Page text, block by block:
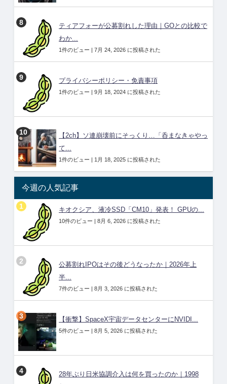
ティアフォーが公募割れした理由｜GOとの比較で
わか...
1件のビュー | 7月 24, 2026 に投稿された
プライバシーポリシー・免責事項
1件のビュー | 9月 18, 2024 に投稿された
【2ch】ソ連崩壊前にそっくり…「呑まなきゃやっ
て...
1件のビュー | 1月 18, 2025 に投稿された
今週の人気記事
キオクシア、液冷SSD「CM10」発表！ GPUの...
10件のビュー | 8月 6, 2026 に投稿された
公募割れIPOはその後どうなったか｜2026年上
半...
7件のビュー | 8月 3, 2026 に投稿された
【衝撃】SpaceX宇宙データセンターにNVIDI...
5件のビュー | 8月 5, 2026 に投稿された
28年ぶり日米協調介入は何を買ったのか｜1998